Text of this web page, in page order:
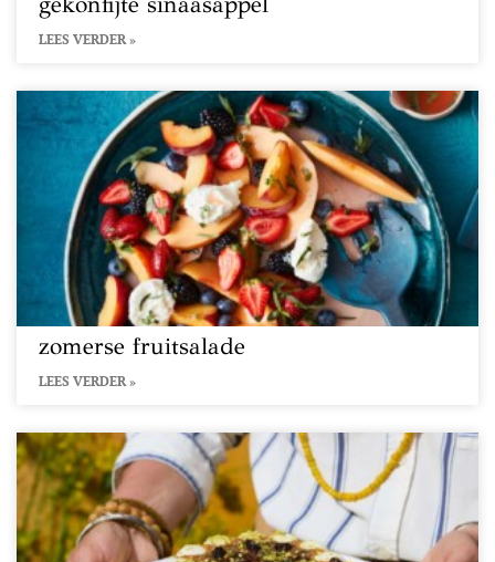
LEES VERDER »
zomerse fruitsalade
LEES VERDER »